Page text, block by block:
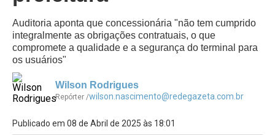
Auditoria aponta que concessionária "não tem cumprido
integralmente as obrigações contratuais, o que
compromete a qualidade e a segurança do terminal para
os usuários"
Wilson Rodrigues
Repórter /wilson.nascimento@redegazeta.com.br
Publicado em 08 de Abril de 2025 às 18:01